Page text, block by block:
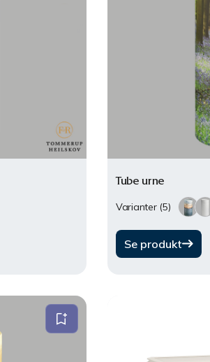
Tube urne
Varianter (5)
Se produkt